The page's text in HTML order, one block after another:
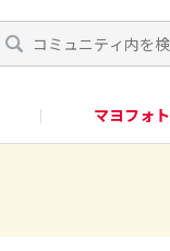
マヨフォト